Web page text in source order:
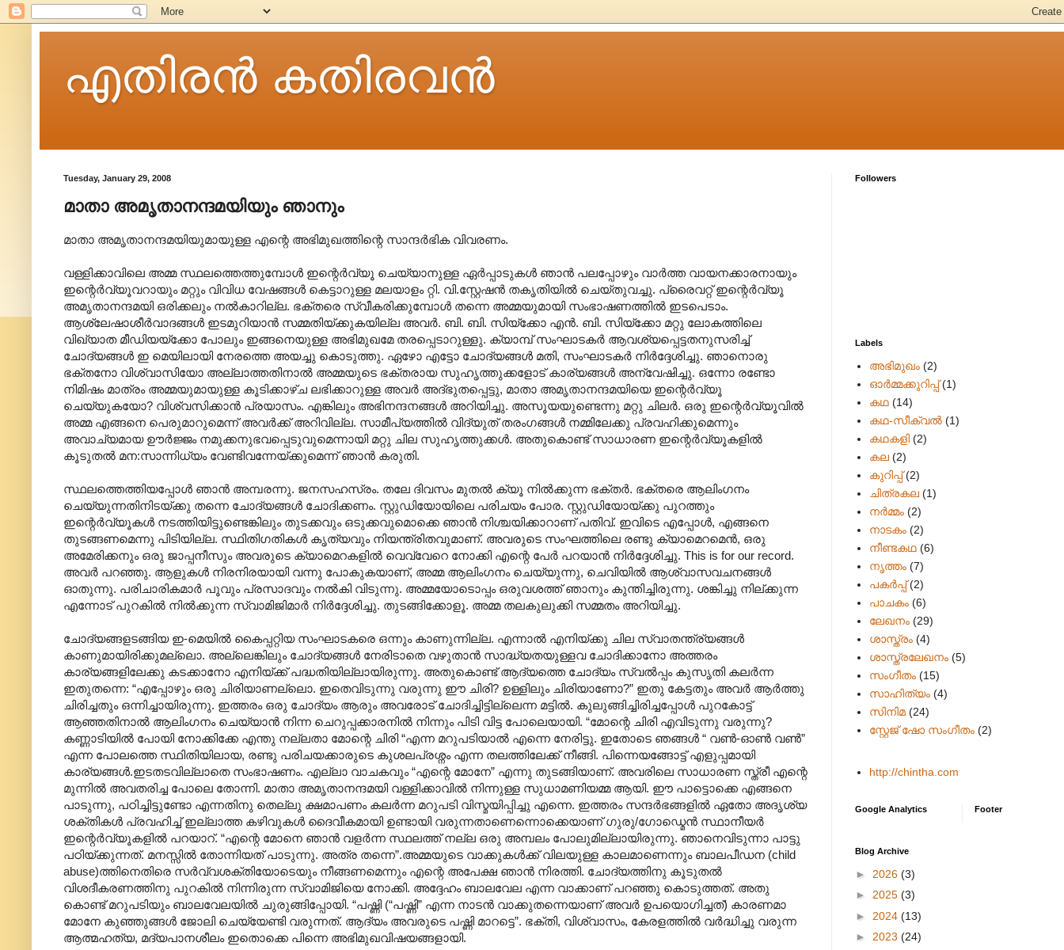
എതിരന്‍ കതിരവന്‍
Tuesday, January 29, 2008
മാതാ അമൃതാനന്ദമയിയും ഞാനും
മാതാ അമൃതാനന്ദമയിയുമായുള്ള എന്റെ അഭിമുഖത്തിന്റെ സാന്ദര്‍ഭിക വിവരണം.
വള്ളിക്കാവിലെ അമ്മ സ്ഥലത്തെത്തുമ്പോള്‍ ഇന്റെര്‍വ്യൂ ചെയ്യാനുള്ള ഏര്‍പ്പാടുകള്‍ ഞാന്‍ പലപ്പോഴും വാര്‍ത്ത വായനക്കാരനായും
ഇന്റെര്‍വ്യൂവറായും മറ്റും വിവിധ വേഷങ്ങള്‍ കെട്ടാറുള്ള മലയാളം റ്റി. വി.സ്റ്റേഷന്‍ തകൃതിയില്‍ ചെയ്തുവച്ചു. പ്രൈവറ്റ് ഇന്റെര്‍വ്യൂ
അമൃതാനന്ദമയി‍ ഒരിക്കലും നല്‍കാറില്ല. ഭക്തരെ സ്വീകരിക്കുമ്പോള്‍ തന്നെ അമ്മയുമായി സംഭാഷണത്തില്‍ ഇടപെടാം.
ആശ്ലേഷാശീര്‍വാദങ്ങള്‍ ഇടമുറിയാന്‍ സമ്മതിയ്ക്കുകയില്ല അവര്‍. ബി. ബി. സിയ്ക്കോ എന്‍. ബി. സിയ്ക്കോ മറ്റു ലോകത്തിലെ
വിഖ്യാത മീഡിയയ്ക്കോ പോലും ഇങ്ങനെയുള്ള അഭിമുഖമേ തരപ്പെടാറുള്ളു. ക്യാമ്പ് സംഘാടകര്‍ ആവശ്യപ്പെട്ടതനുസരിച്ച്
ചോദ്യങ്ങള്‍ ഇ മെയിലായി നേരത്തെ അയച്ചു കൊടുത്തു. ഏഴോ എട്ടോ ചോദ്യങ്ങള്‍ മതി, സംഘാടകര്‍ നിര്‍ദ്ദേശിച്ചു. ഞാനൊരു
ഭക്തനോ വിശ്വാസിയോ അല്ലാത്തതിനാല്‍ അമ്മയുടെ ഭക്തരായ സുഹൃത്തുക്കളോട് കാര്യങ്ങള്‍ അന്വേഷിച്ചു. ഒന്നോ രണ്ടോ
നിമിഷം മാത്രം അമ്മയുമായുള്ള കൂടിക്കാഴ്ച ലഭിക്കാറുള്ള അവര്‍ അദ്ഭുതപ്പെട്ടു, മാതാ അമൃതാനന്ദമയിയെ ഇന്റെര്‍വ്യൂ
ചെയ്യുകയോ? വിശ്വസിക്കാന്‍ പ്രയാസം. എങ്കിലും അഭിനന്ദനങ്ങള്‍ അറിയിച്ചു. അസൂയയുണ്ടെന്നു മറ്റു ചിലര്‍. ഒരു ഇന്റെര്‍വ്യൂവില്‍
അമ്മ എങ്ങനെ പെരുമാറുമെന്ന് അവര്‍ക്ക് അറിവില്ല. സാമീപ്യത്തില്‍ വിദ്യുത് തരംഗങ്ങള്‍ നമ്മിലേക്കു പ്രവഹിക്കുമെന്നും
അവാച്യമായ ഊര്‍ജ്ജം നമുക്കനുഭവപ്പെടുവുമെന്നായി മറ്റു ചില സുഹൃത്തുക്കള്‍. അതുകൊണ്ട് സാധാരണ ഇന്റെര്‍വ്യൂകളില്‍
കൂടുതല്‍ മന:സാന്നിധ്യം വേണ്ടിവന്നേയ്ക്കുമെന്ന് ഞാന്‍ കരുതി.
സ്ഥലത്തെത്തിയപ്പോള്‍ ഞാന്‍ അമ്പരന്നു. ജനസഹസ്രം. തലേ ദിവസം മുതല്‍ ക്യൂ നില്‍ക്കുന്ന ഭക്തര്‍. ഭക്തരെ ആലിംഗനം
ചെയ്യുന്നതിനിടയ്ക്കു തന്നെ ചോദ്യങ്ങള്‍ ചോദിക്കണം. സ്റ്റുഡിയോയിലെ പരിചയം പോര. സ്റ്റുഡിയോയ്ക്കു പുറത്തും
ഇന്റെര്‍വ്യൂകള്‍ നടത്തിയിട്ടുണ്ടെങ്കിലും തുടക്കവും ഒടുക്കവുമൊക്കെ ഞാന്‍ നിശ്ചയിക്കാറാണ് പതിവ്. ഇവിടെ എപ്പോള്‍, എങ്ങനെ
തുടങ്ങണമെന്നു പിടിയില്ല. സ്ഥിതിഗതികള്‍ കൃത്യവും നിയന്ത്രിതവുമാണ്. അവരുടെ സംഘത്തിലെ രണ്ടു ക്യാമെറമെന്‍, ഒരു
അമേരിക്കനും ഒരു ജാപ്പനീസും അവരുടെ ക്യാമെറകളില്‍ വെവ്വേറെ നോക്കി എന്റെ പേര്‍ പറയാന്‍ നിര്‍ദ്ദേശിച്ചു. This is for our record.
അവര്‍ പറഞ്ഞു. ആളുകള്‍ നിരനിരയായി വന്നു പോകുകയാണ്, അമ്മ ആലിംഗനം ചെയ്യുന്നു, ചെവിയില്‍ ആശ്വാസവചനങ്ങള്‍
ഓതുന്നു. പരിചാരികമാര്‍ പൂവും പ്രസാദവും നല്‍കി വിടുന്നു. അമ്മയോടൊപ്പം ഒരുവശത്ത് ഞാനും കുന്തിച്ചിരുന്നു. ശങ്കിച്ചു നില്ക്കുന്ന
എന്നോട് പുറകില്‍ നില്‍ക്കുന്ന സ്വാമിജിമാര്‍ നിര്‍ദ്ദേശിച്ചു. തുടങ്ങിക്കോളൂ. അമ്മ തലകുലുക്കി സമ്മതം അറിയിച്ചു.
ചോദ്യങ്ങളടങ്ങിയ ഇ-മെയില്‍ കൈപ്പറ്റിയ സംഘാടകരെ ഒന്നും കാണുന്നില്ല. എന്നാല്‍ എനിയ്ക്കു ചില സ്വാതന്ത്ര്യങ്ങള്‍
കാണുമായിരിക്കുമല്ലൊ. അല്ലെങ്കിലും ചോദ്യങ്ങള്‍ നേരിടാതെ വഴുതാന്‍ സാദ്ധ്യതയുള്ളവ ചോദിക്കാനോ അത്തരം
കാര്യങ്ങളിലേക്കു കടക്കാനോ എനിയ്ക്ക് പദ്ധതിയില്ലായിരുന്നു. അതുകൊണ്ട് ആദ്യത്തെ ചോദ്യം സ്വല്‍പ്പം കുസൃതി കലര്‍ന്ന
ഇതുതന്നെ: “എപ്പോഴും ഒരു ചിരിയാണല്ലൊ. ഇതെവിടുന്നു വരുന്നു ഈ ചിരി? ഉള്ളിലും ചിരിയാണോ?” ഇതു കേട്ടതും അവര്‍ ആര്‍ത്തു
ചിരിച്ചതും ഒന്നിച്ചായിരുന്നു. ഇത്തരം ഒരു ചോദ്യം ആരും അവരോട് ചോദിച്ചിട്ടില്ലെന്ന മട്ടില്‍. കുലുങ്ങിച്ചിരിച്ചപ്പോള്‍ പുറകോട്ട്
ആഞ്ഞതിനാല്‍ ആലിംഗനം ചെയ്യാന്‍ നിന്ന ചെറുപ്പക്കാരനില്‍ നിന്നും പിടി വിട്ട പോലെയായി. “മോന്റെ ചിരി എവിടുന്നു വരുന്നു?
കണ്ണാടിയില്‍ പോയി നോക്കിക്കേ എന്തു നല്ലതാ മോന്റെ ചിരി “എന്ന മറുപടിയാല്‍ എന്നെ നേരിട്ടു. ഇതോടെ ഞങ്ങള്‍ “ വണ്‍-ഓണ്‍ വണ്‍”
എന്ന പോലത്തെ സ്ഥിതിയിലായ, രണ്ടു പരിചയക്കാരുടെ കുശലപ്രശ്നം എന്ന തലത്തിലേക്ക് നീങ്ങി. പിന്നെയങ്ങോട്ട് എളുപ്പമായി
കാര്യങ്ങള്‍.ഇടതടവില്ലാതെ സംഭാഷണം. എല്ലാ വാചകവും “എന്റെ മോനേ” എന്നു തുടങ്ങിയാണ്. അവരിലെ സാധാരണ സ്ത്രീ എന്റെ
മുന്നില്‍ അവതരിച്ച പോലെ തോന്നി. മാതാ അമൃതാനന്ദമയി വള്ളിക്കാവില്‍ നിന്നുള്ള സുധാമണിയമ്മ ആയി. ഈ പാട്ടൊക്കെ എങ്ങനെ
പാടുന്നു, പഠിച്ചിട്ടുണ്ടോ എന്നതിനു തെല്ലു ക്ഷമാപണം കലര്‍ന്ന മറുപടി വിസ്മയിപ്പിച്ചു എന്നെ. ഇത്തരം സന്ദര്‍ഭങ്ങളില്‍ ഏതോ അദൃശ്യ
ശക്തികള്‍ പ്രവഹിച്ച് ഇല്ലാത്ത കഴിവുകള്‍ ദൈവീകമായി ഉണ്ടായി വരുന്നതാണെന്നൊക്കെയാണ് ഗുരു/ഗോഡ്മെന്‍ സ്ഥാനീയര്‍
ഇന്റെര്‍വ്യൂകളില്‍ പറയാറ്. “എന്റെ മോനെ ഞാന്‍ വളര്‍ന്ന സ്ഥലത്ത് നല്ല ഒരു അമ്പലം പോലുമില്ലായിരുന്നു. ഞാനെവിടുന്നാ പാട്ടു
പഠിയ്ക്കുന്നത്. മനസ്സില്‍ തോന്നിയത് പാടുന്നു. അത്ര തന്നെ”.‍അമ്മയുടെ വാക്കുകള്‍ക്ക് വിലയുള്ള കാലമാണെന്നും ബാലപീഡന (child
abuse)ത്തിനെതിരെ സര്‍വ്വശക്തിയോടെയും നീങ്ങണമെന്നും എന്റെ അപേക്ഷ ഞാന്‍ നിരത്തി. ചോദ്യത്തിനു കൂടുതല്‍
വിശദീകരണത്തിനു‍ പുറകില്‍ നിന്നിരുന്ന സ്വാമിജിയെ നോക്കി. അദ്ദേഹം ബാലവേല എന്ന വാക്കാണ് പറഞ്ഞു കൊടുത്തത്. അതു
കൊണ്ട് മറുപടിയും ബാലവേലയില്‍‍ ചുരുങ്ങിപ്പോയി. “പഷ്ണി (“പഷ്ണി” എന്ന നാടന്‍ വാക്കുതന്നെയാണ് അവര്‍ ഉപയൊഗിച്ചത്) കാരണമാ
മോനേ കുഞ്ഞുങ്ങള്‍ ജോലി ചെയ്യേണ്ടി വരുന്നത്. ആദ്യം അവരുടെ പഷ്ണി മാറട്ടെ”. ഭക്തി, വിശ്വാസം, കേരളത്തില്‍ വര്‍ദ്ധിച്ചു വരുന്ന
ആത്മഹത്യ, മദ്യപാനശീലം ഇതൊക്കെ പിന്നെ അഭിമുഖവിഷയങ്ങളായി.
Followers
Labels
അഭിമുഖം (2)
ഓർമ്മക്കുറിപ്പ് (1)
കഥ (14)
കഥ-സീക്വല്‍ (1)
കഥകളി (2)
കല (2)
കുറിപ്പ് (2)
ചിത്രകല (1)
നർമ്മം (2)
നാടകം (2)
നീണ്ടകഥ (6)
നൃത്തം (7)
പകര്‍പ്പ് (2)
പാചകം (6)
ലേഖനം (29)
ശാസ്ത്രം (4)
ശാസ്ത്രലേഖനം (5)
സംഗീതം (15)
സാഹിത്യം (4)
സിനിമ (24)
സ്റ്റേജ് ഷോ സംഗീതം (2)
http://chintha.com
Google Analytics Footer
Blog Archive
► 2026 (3)
► 2025 (3)
► 2024 (13)
► 2023 (24)